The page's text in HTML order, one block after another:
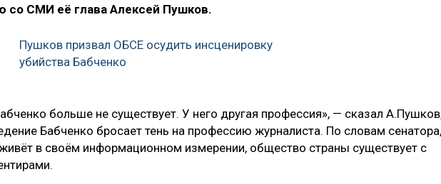
со СМИ её глава Алексей Пушков.
Пушков призвал ОБСЕ осудить инсценировку
убийства Бабченко
больше не существует. У него другая профессия», — сказал
Бабченко бросает тень на профессию журналиста. По словам сенатора,
в своём информационном измерении, общество страны существует с